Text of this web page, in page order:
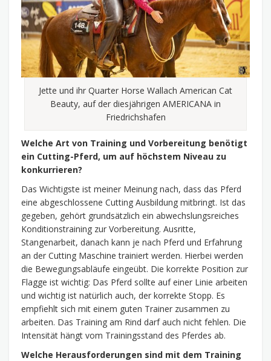
Jette und ihr Quarter Horse Wallach American Cat
Beauty, auf der diesjährigen AMERICANA in
Friedrichshafen
Welche Art von Training und Vorbereitung benötigt
ein Cutting-Pferd, um auf höchstem Niveau zu
konkurrieren?
Das Wichtigste ist meiner Meinung nach, dass das Pferd
eine abgeschlossene Cutting Ausbildung mitbringt. Ist das
gegeben, gehört grundsätzlich ein abwechslungsreiches
Konditionstraining zur Vorbereitung. Ausritte,
Stangenarbeit, danach kann je nach Pferd und Erfahrung
an der Cutting Maschine trainiert werden. Hierbei werden
die Bewegungsabläufe eingeübt. Die korrekte Position zur
Flagge ist wichtig: Das Pferd sollte auf einer Linie arbeiten
und wichtig ist natürlich auch, der korrekte Stopp. Es
empfiehlt sich mit einem guten Trainer zusammen zu
arbeiten. Das Training am Rind darf auch nicht fehlen. Die
Intensität hängt vom Trainingsstand des Pferdes ab.
Welche Herausforderungen sind mit dem Training